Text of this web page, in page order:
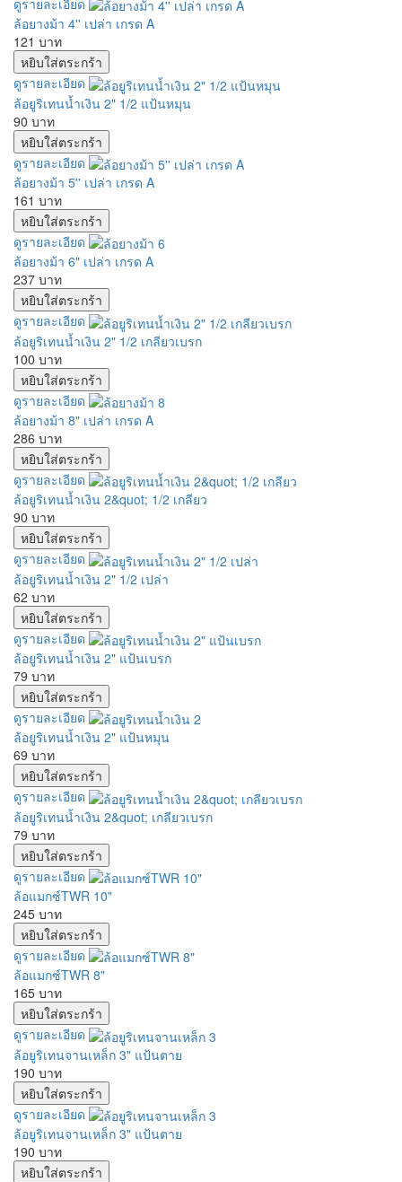
ดูรายละเอียด
ล้อยางม้า 4'' เปล่า เกรด A
121 บาท
ดูรายละเอียด
ล้อยูริเทนน้ำเงิน 2" 1/2 แป้นหมุน
90 บาท
ดูรายละเอียด
ล้อยางม้า 5'' เปล่า เกรด A
161 บาท
ดูรายละเอียด
ล้อยางม้า 6" เปล่า เกรด A
237 บาท
ดูรายละเอียด
ล้อยูริเทนน้ำเงิน 2" 1/2 เกลียวเบรก
100 บาท
ดูรายละเอียด
ล้อยางม้า 8" เปล่า เกรด A
286 บาท
ดูรายละเอียด
ล้อยูริเทนน้ำเงิน 2&quot; 1/2 เกลียว
90 บาท
ดูรายละเอียด
ล้อยูริเทนน้ำเงิน 2" 1/2 เปล่า
62 บาท
ดูรายละเอียด
ล้อยูริเทนน้ำเงิน 2" แป้นเบรก
79 บาท
ดูรายละเอียด
ล้อยูริเทนน้ำเงิน 2" แป้นหมุน
69 บาท
ดูรายละเอียด
ล้อยูริเทนน้ำเงิน 2&quot; เกลียวเบรก
79 บาท
ดูรายละเอียด
ล้อแมกซ์TWR 10"
245 บาท
ดูรายละเอียด
ล้อแมกซ์TWR 8"
165 บาท
ดูรายละเอียด
ล้อยูริเทนจานเหล็ก 3" แป้นตาย
190 บาท
ดูรายละเอียด
ล้อยูริเทนจานเหล็ก 3" แป้นตาย
190 บาท